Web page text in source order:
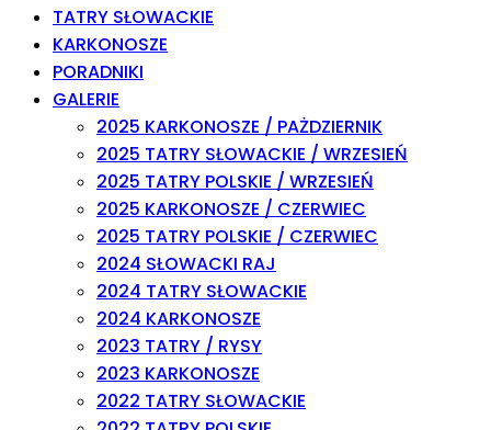
TATRY SŁOWACKIE
KARKONOSZE
PORADNIKI
GALERIE
2025 KARKONOSZE / PAŻDZIERNIK
2025 TATRY SŁOWACKIE / WRZESIEŃ
2025 TATRY POLSKIE / WRZESIEŃ
2025 KARKONOSZE / CZERWIEC
2025 TATRY POLSKIE / CZERWIEC
2024 SŁOWACKI RAJ
2024 TATRY SŁOWACKIE
2024 KARKONOSZE
2023 TATRY / RYSY
2023 KARKONOSZE
2022 TATRY SŁOWACKIE